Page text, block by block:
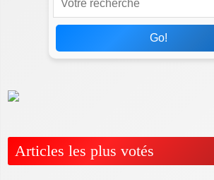
Go!
Articles les plus votés